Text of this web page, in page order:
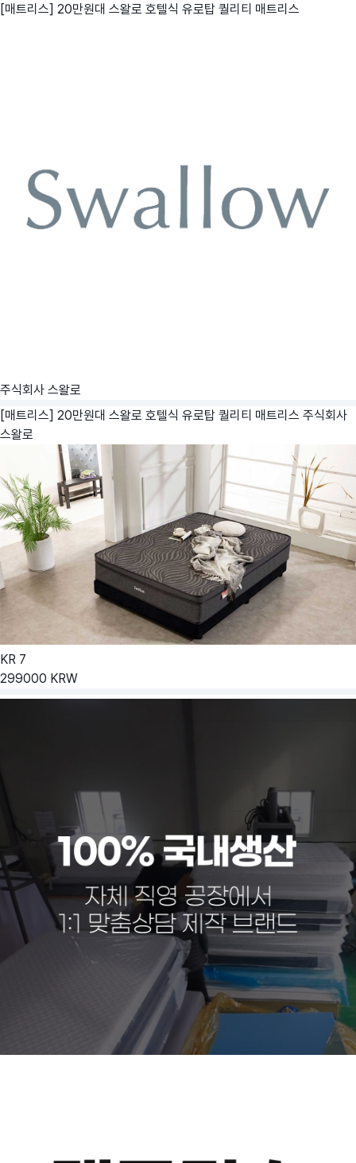
[매트리스] 20만원대 스왈로 호텔식 유로탑 퀄리티 매트리스
주식회사 스왈로
[매트리스] 20만원대 스왈로 호텔식 유로탑 퀄리티 매트리스 주식회사
스왈로
KR 7
299000 KRW